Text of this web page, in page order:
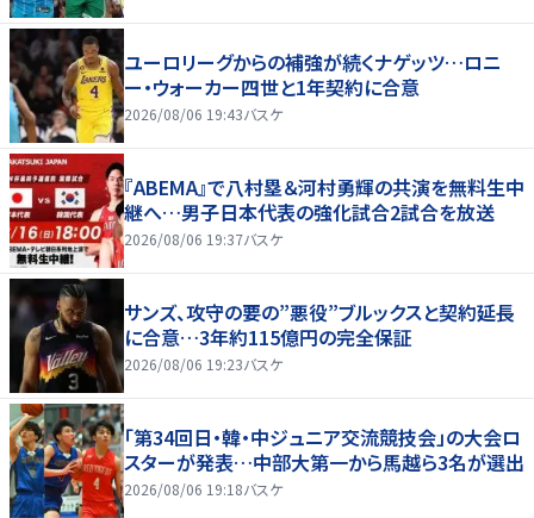
ユーロリーグからの補強が続くナゲッツ…ロニ
ー・ウォーカー四世と1年契約に合意
2026/08/06 19:43バスケ
『ABEMA』で八村塁＆河村勇輝の共演を無料生中
継へ…男子日本代表の強化試合2試合を放送
2026/08/06 19:37バスケ
サンズ、攻守の要の”悪役”ブルックスと契約延長
に合意…3年約115億円の完全保証
2026/08/06 19:23バスケ
「第34回日・韓・中ジュニア交流競技会」の大会ロ
スターが発表…中部大第一から馬越ら3名が選出
2026/08/06 19:18バスケ